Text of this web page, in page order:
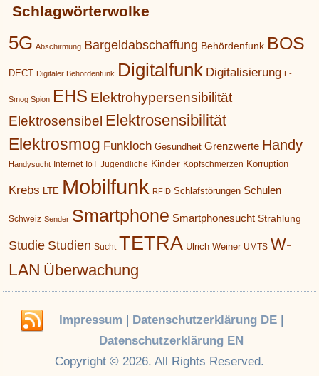
Schlagwörterwolke
5G Abschirmung Bargeldabschaffung Behördenfunk BOS
DECT Digitaler Behördenfunk Digitalfunk Digitalisierung E-
Smog Spion EHS Elektrohypersensibilität
Elektrosensibel Elektrosensibilität
Elektrosmog Funkloch Gesundheit Grenzwerte Handy
Handysucht Internet IoT Jugendliche Kinder Kopfschmerzen Korruption
Krebs LTE Mobilfunk RFID Schlafstörungen Schulen
Schweiz Sender Smartphone Smartphonesucht Strahlung
Studie Studien Sucht TETRA Ulrich Weiner UMTS W-
LAN Überwachung
Impressum | Datenschutzerklärung DE|
Datenschutzerklärung EN
Copyright © 2026. All Rights Reserved.